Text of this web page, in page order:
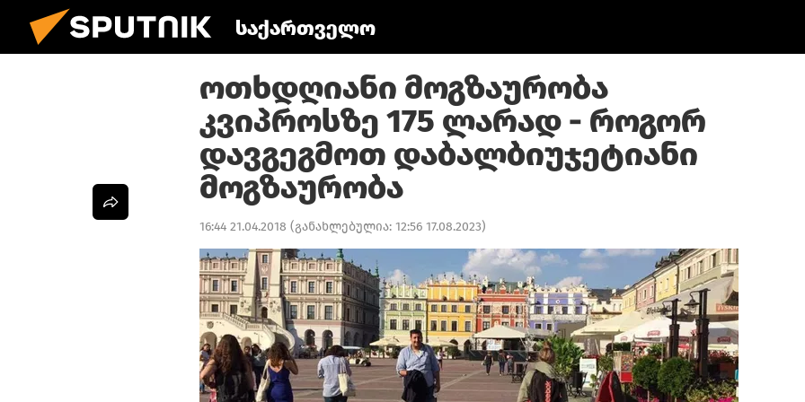
საქართველო
ოთხდღიანი მოგზაურობა
კვიპროსზე 175 ლარად - როგორ
დავგეგმოთ დაბალბიუჯეტიანი
მოგზაურობა
16:44 21.04.2018 (განახლებულია: 12:56 17.08.2023)